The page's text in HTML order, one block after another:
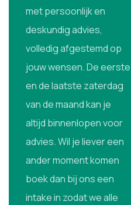
met persoonlijk en
deskundig advies,
volledig afgestemd op
jouw wensen. De eerste
en de laatste zaterdag
van de maand kan je
altijd binnenlopen voor
advies. Wil je liever een
ander moment komen
boek dan bij ons een
intake in zodat we alle